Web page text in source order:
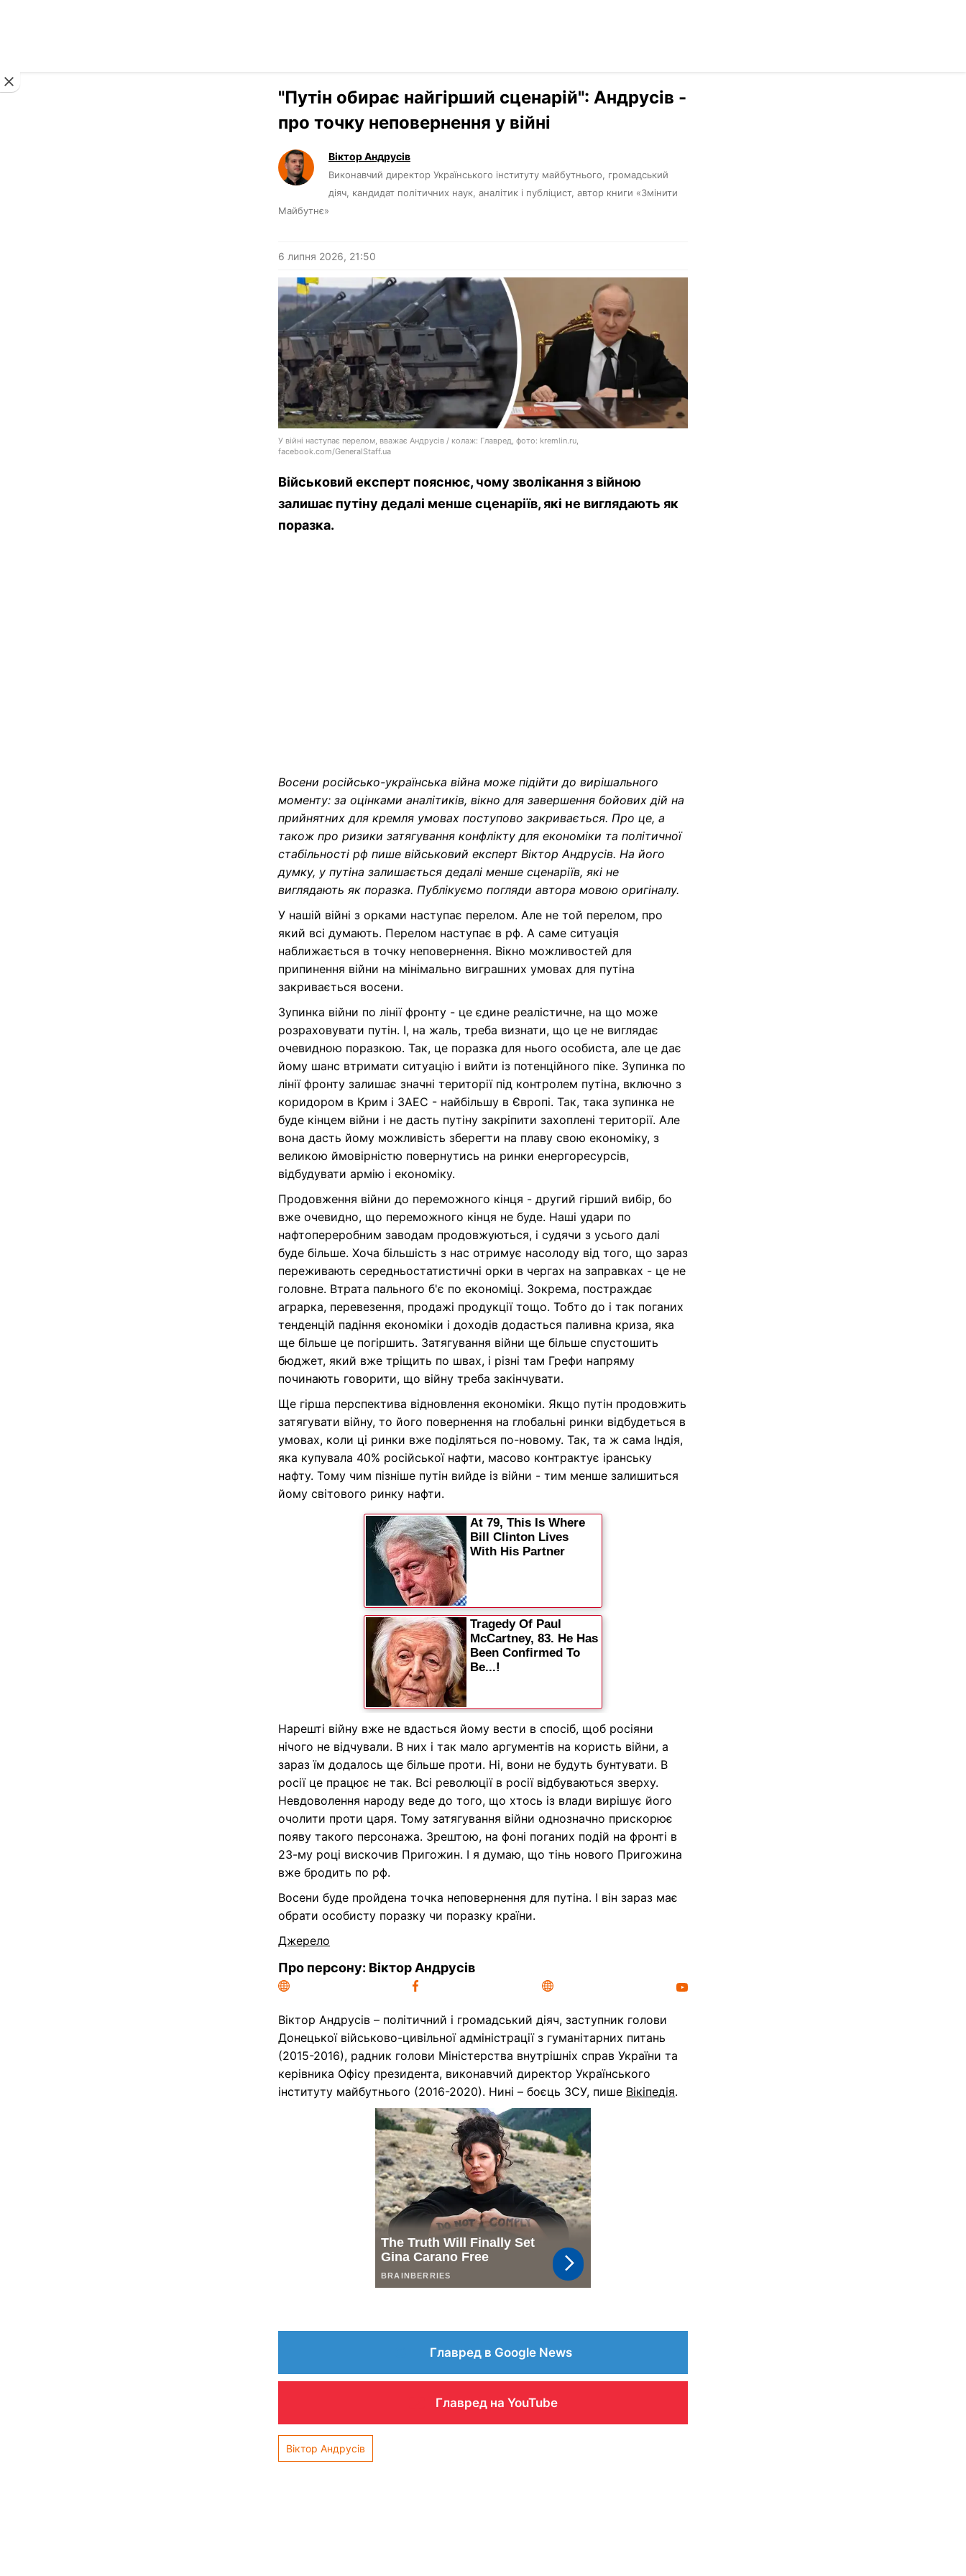
"Путін обирає найгірший сценарій": Андрусів -
про точку неповернення у війні
Віктор Андрусів
Виконавчий директор Українського інституту майбутнього, громадський
діяч, кандидат політичних наук, аналітик і публіцист, автор книги «Змінити
Майбутнє»
6 липня 2026, 21:50
У війні наступає перелом, вважає Андрусів / колаж: Главред, фото: kremlin.ru,
facebook.com/GeneralStaff.ua
Військовий експерт пояснює, чому зволікання з війною
залишає путіну дедалі менше сценаріїв, які не виглядають як
поразка.
Восени російсько-українська війна може підійти до вирішального
моменту: за оцінками аналітиків, вікно для завершення бойових дій на
прийнятних для кремля умовах поступово закривається. Про це, а
також про ризики затягування конфлікту для економіки та політичної
стабільності рф пише військовий експерт Віктор Андрусів. На його
думку, у путіна залишається дедалі менше сценаріїв, які не
виглядають як поразка. Публікуємо погляди автора мовою оригіналу.
У нашій війні з орками наступає перелом. Але не той перелом, про
який всі думають. Перелом наступає в рф. А саме ситуація
наближається в точку неповернення. Вікно можливостей для
припинення війни на мінімально виграшних умовах для путіна
закривається восени.
Зупинка війни по лінії фронту - це єдине реалістичне, на що може
розраховувати путін. І, на жаль, треба визнати, що це не виглядає
очевидною поразкою. Так, це поразка для нього особиста, але це дає
йому шанс втримати ситуацію і вийти із потенційного піке. Зупинка по
лінії фронту залишає значні території під контролем путіна, включно з
коридором в Крим і ЗАЕС - найбільшу в Європі. Так, така зупинка не
буде кінцем війни і не дасть путіну закріпити захоплені території. Але
вона дасть йому можливість зберегти на плаву свою економіку, з
великою ймовірністю повернутись на ринки енергоресурсів,
відбудувати армію і економіку.
Продовження війни до переможного кінця - другий гірший вибір, бо
вже очевидно, що переможного кінця не буде. Наші удари по
нафтопереробним заводам продовжуються, і судячи з усього далі
буде більше. Хоча більшість з нас отримує насолоду від того, що зараз
переживають середньостатистичні орки в чергах на заправках - це не
головне. Втрата пального б'є по економіці. Зокрема, постраждає
аграрка, перевезення, продажі продукції тощо. Тобто до і так поганих
тенденцій падіння економіки і доходів додасться паливна криза, яка
ще більше це погіршить. Затягування війни ще більше спустошить
бюджет, який вже тріщить по швах, і різні там Грефи напряму
починають говорити, що війну треба закінчувати.
Ще гірша перспектива відновлення економіки. Якщо путін продовжить
затягувати війну, то його повернення на глобальні ринки відбудеться в
умовах, коли ці ринки вже поділяться по-новому. Так, та ж сама Індія,
яка купувала 40% російської нафти, масово контрактує іранську
нафту. Тому чим пізніше путін вийде із війни - тим менше залишиться
йому світового ринку нафти.
Нарешті війну вже не вдасться йому вести в спосіб, щоб росіяни
нічого не відчували. В них і так мало аргументів на користь війни, а
зараз їм додалось ще більше проти. Ні, вони не будуть бунтувати. В
росії це працює не так. Всі революції в росії відбуваються зверху.
Невдоволення народу веде до того, що хтось із влади вирішує його
очолити проти царя. Тому затягування війни однозначно прискорює
появу такого персонажа. Зрештою, на фоні поганих подій на фронті в
23-му році вискочив Пригожин. І я думаю, що тінь нового Пригожина
вже бродить по рф.
Восени буде пройдена точка неповернення для путіна. І він зараз має
обрати особисту поразку чи поразку країни.
Джерело
Про персону: Віктор Андрусів
Віктор Андрусів – політичний і громадський діяч, заступник голови
Донецької військово-цивільної адміністрації з гуманітарних питань
(2015-2016), радник голови Міністерства внутрішніх справ України та
керівника Офісу президента, виконавчий директор Українського
інституту майбутнього (2016-2020). Нині – боєць ЗСУ, пише Вікіпедія.
Главред в Google News
Главред на YouTube
Віктор Андрусів